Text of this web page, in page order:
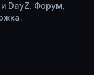
DayZ. Форум,